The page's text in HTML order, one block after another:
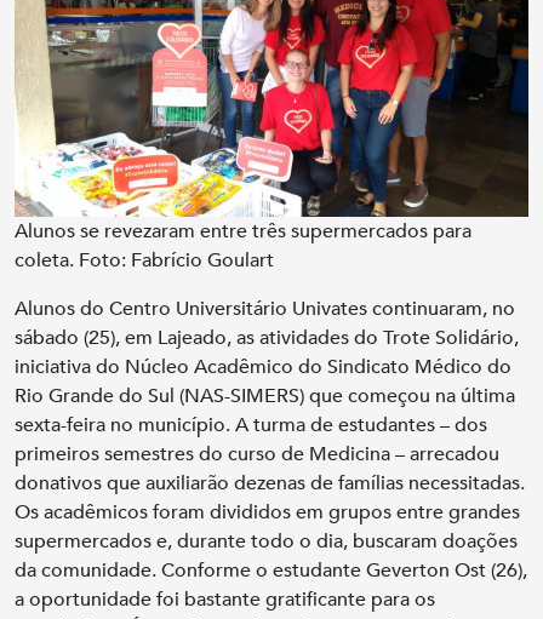
Alunos se revezaram entre três supermercados para
coleta. Foto: Fabrício Goulart
Alunos do Centro Universitário Univates continuaram, no
sábado (25), em Lajeado, as atividades do Trote Solidário,
iniciativa do Núcleo Acadêmico do Sindicato Médico do
Rio Grande do Sul (NAS-SIMERS) que começou na última
sexta-feira no município. A turma de estudantes – dos
primeiros semestres do curso de Medicina – arrecadou
donativos que auxiliarão dezenas de famílias necessitadas.
Os acadêmicos foram divididos em grupos entre grandes
supermercados e, durante todo o dia, buscaram doações
da comunidade. Conforme o estudante Geverton Ost (26),
a oportunidade foi bastante gratificante para os